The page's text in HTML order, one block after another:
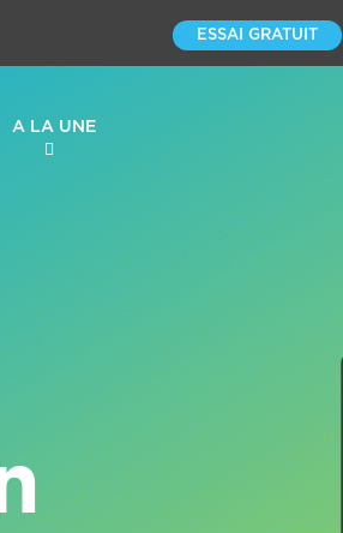
ESSAI GRATUIT
A LA UNE